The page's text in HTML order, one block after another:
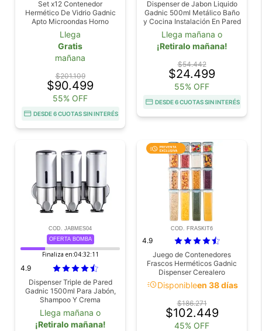
Set x12 Contenedor
Hermético De Vidrio Gadnic
Apto Microondas Horno
Freezer Heladera Tupper
Lucheras
Llega
Gratis
mañana
$201.109
$90.499
55% OFF
DESDE 6 CUOTAS SIN INTERÉS
Dispenser de Jabon Liquido
Gadnic 500ml Metálico Baño
y Cocina Instalación En Pared
Llega mañana o
¡Retiralo mañana!
$54.442
$24.499
55% OFF
DESDE 6 CUOTAS SIN INTERÉS
COD. JABMES04
OFERTA BOMBA
Finaliza en:04:32:10
4.9
Dispenser Triple de Pared
Gadnic 1500ml Para Jabón,
Shampoo Y Crema
Llega mañana o
¡Retiralo mañana!
COD. FRASKIT6
4.9
Juego de Contenedores
Frascos Herméticos Gadnic
Dispenser Cerealero
acuteDisponibleen 38 días
$186.271
$102.449
45% OFF